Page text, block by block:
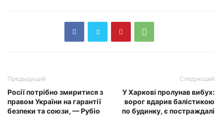
Предыдущий
Росії потрібно змиритися з
правом України на гарантії
безпеки та союзи, — Рубіо
Следующий
У Харкові пролунав вибух:
ворог вдарив балістикою
по будинку, є постраждалі